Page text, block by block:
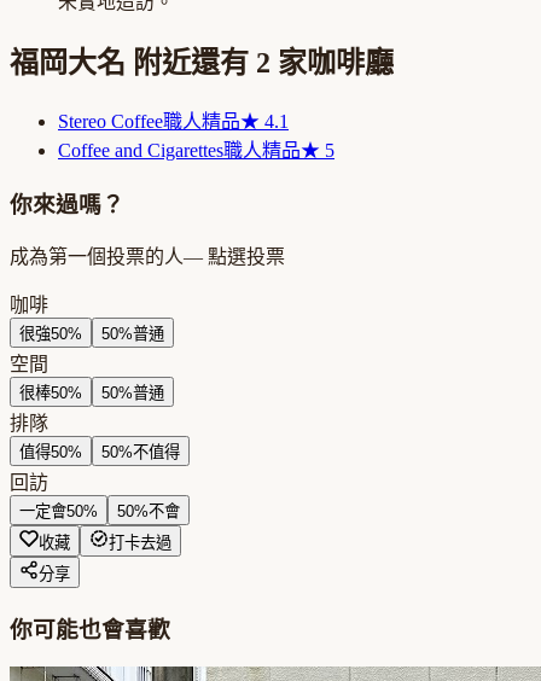
福岡大名 附近還有 2 家咖啡廳
Stereo Coffee職人精品★ 4.1
Coffee and Cigarettes職人精品★ 5
你來過嗎？
成為第一個投票的人— 點選投票
咖啡
很強50% 50%普通
空間
很棒50% 50%普通
排隊
值得50% 50%不值得
回訪
一定會50% 50%不會
收藏
打卡去過
分享
你可能也會喜歡